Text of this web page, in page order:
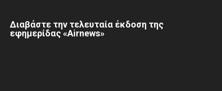
Διαβάστε την τελευταία έκδοση της
εφημερίδας «Airnews»